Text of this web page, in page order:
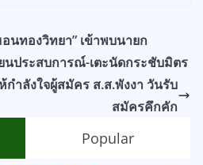
นทองวิทยา” เข้าพบนายก
นประสบการณ์-เตะนัดกระชับมิตร
ำลังใจผู้สมัคร ส.ส.พังงา วันรับ
สมัครคึกคัก
Popular